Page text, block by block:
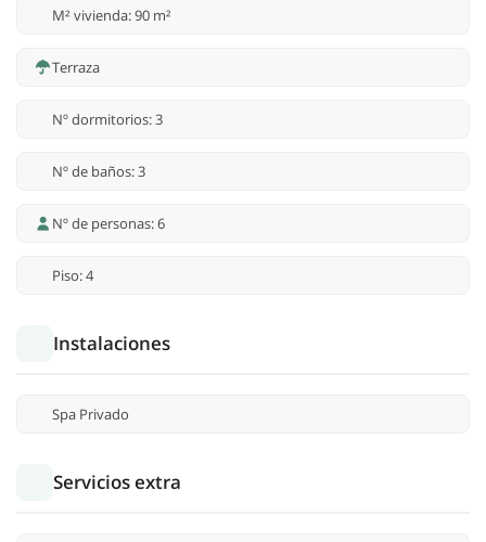
M² vivienda: 90 m²
Terraza
Nº dormitorios: 3
Nº de baños: 3
Nº de personas: 6
Piso: 4
Instalaciones
Spa Privado
Servicios extra